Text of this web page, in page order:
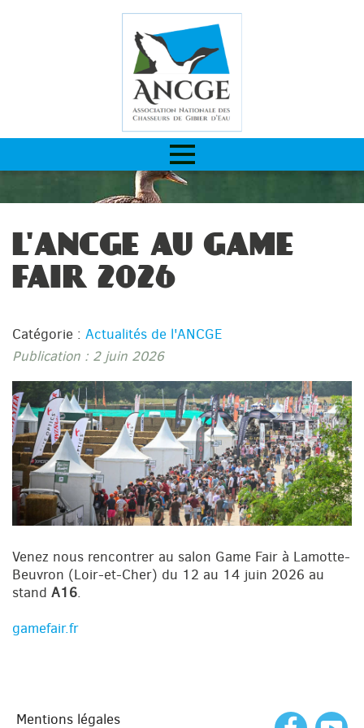
L'ANCGE AU GAME
FAIR 2026
Catégorie : Actualités de l'ANCGE
Publication : 2 juin 2026
Venez nous rencontrer au salon Game Fair à Lamotte-
Beuvron (Loir-et-Cher) du 12 au 14 juin 2026 au
stand A16.
gamefair.fr
Mentions légales